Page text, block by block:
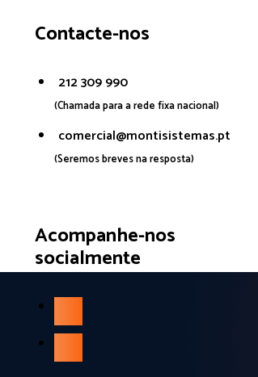
Contacte-nos
212 309 990
(Chamada para a rede fixa nacional)
comercial@montisistemas.pt
(Seremos breves na resposta)
Acompanhe-nos
socialmente